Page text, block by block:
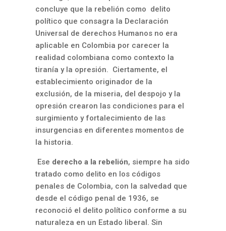
concluye que la rebelión como delito
político que consagra la Declaración
Universal de derechos Humanos no era
aplicable en Colombia por carecer la
realidad colombiana como contexto la
tiranía y la opresión. Ciertamente, el
establecimiento originador de la
exclusión, de la miseria, del despojo y la
opresión crearon las condiciones para el
surgimiento y fortalecimiento de las
insurgencias en diferentes momentos de
la historia.
Ese derecho a la rebelión, siempre ha sido
tratado como delito en los códigos
penales de Colombia, con la salvedad que
desde el código penal de 1936, se
reconoció el delito político conforme a su
naturaleza en un Estado liberal. Sin